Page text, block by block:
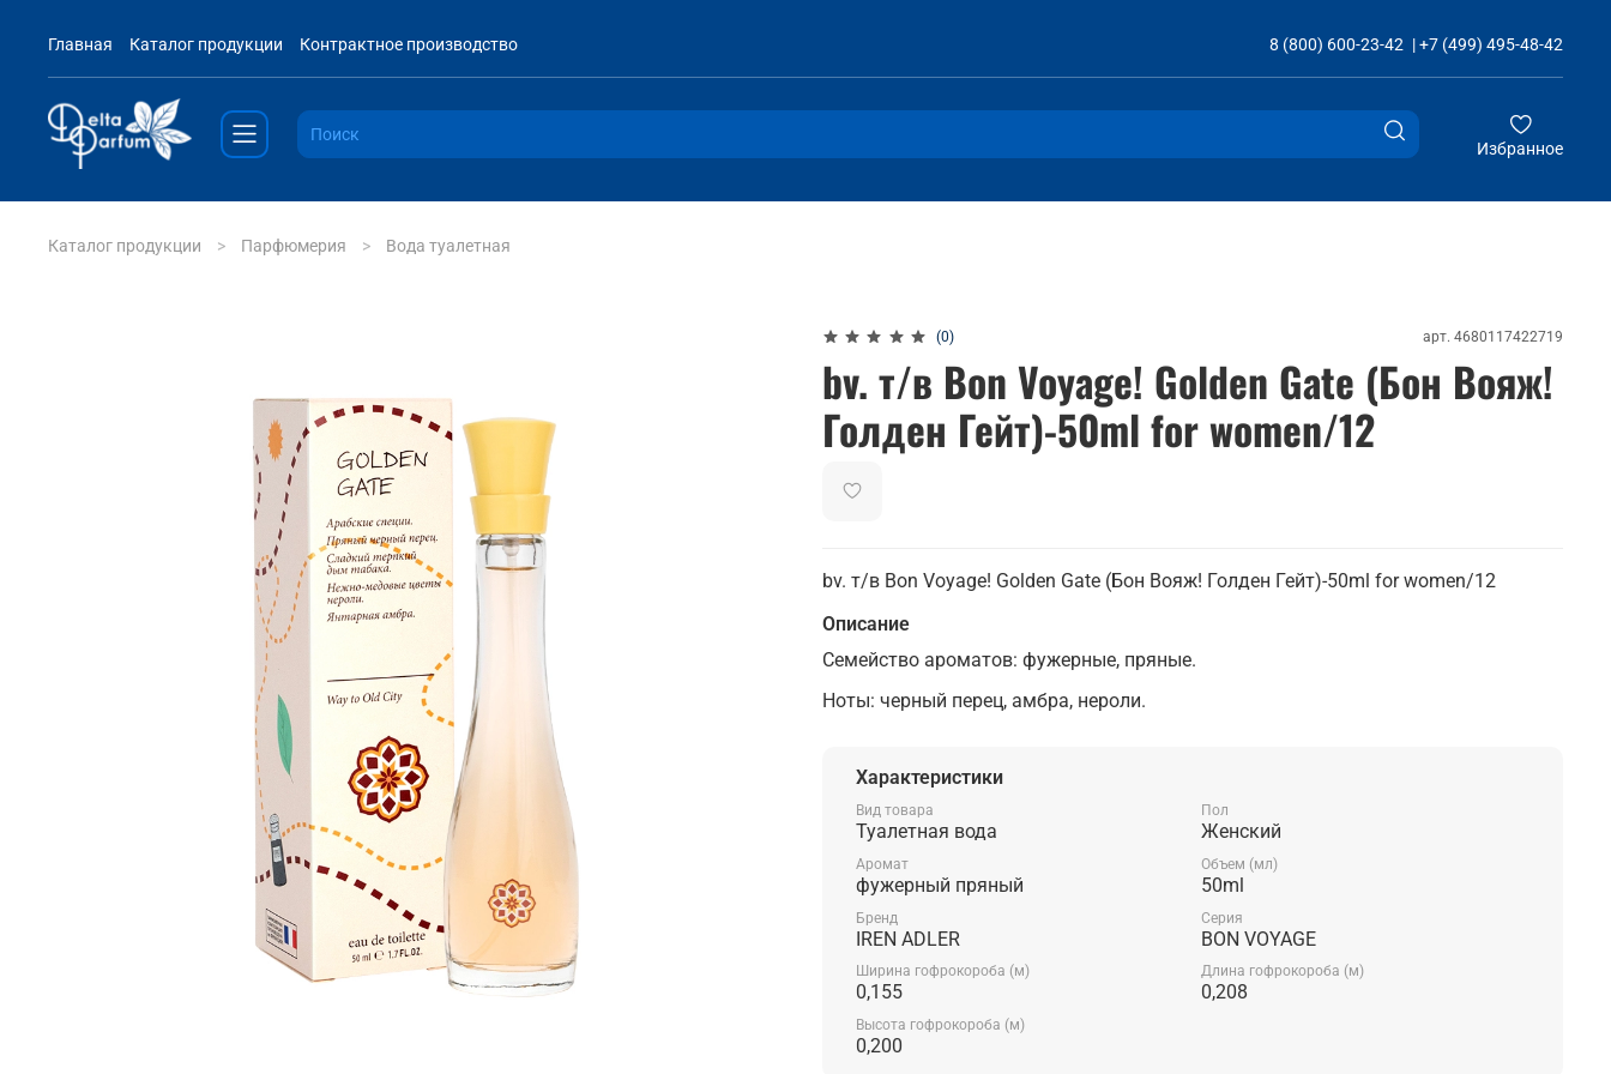
Главная Каталог продукции Контрактное производство 8 (800) 600-23-42 |+7 (499) 495-48-42
Избранное
Каталог продукции Парфюмерия Вода туалетная
(0) арт. 4680117422719
bv. т/в Bon Voyage! Golden Gate (Бон Вояж!
Голден Гейт)-50ml for women/12
bv. т/в Bon Voyage! Golden Gate (Бон Вояж! Голден Гейт)-50ml for women/12
Описание
Семейство ароматов: фужерные, пряные.
Ноты: черный перец, амбра, нероли.
Характеристики
Вид товара
Туалетная вода
Пол
Женский
Аромат
фужерный пряный
Объем (мл)
50ml
Бренд
IREN ADLER
Серия
BON VOYAGE
Ширина гофрокороба (м)
0,155
Длина гофрокороба (м)
0,208
Высота гофрокороба (м)
0,200